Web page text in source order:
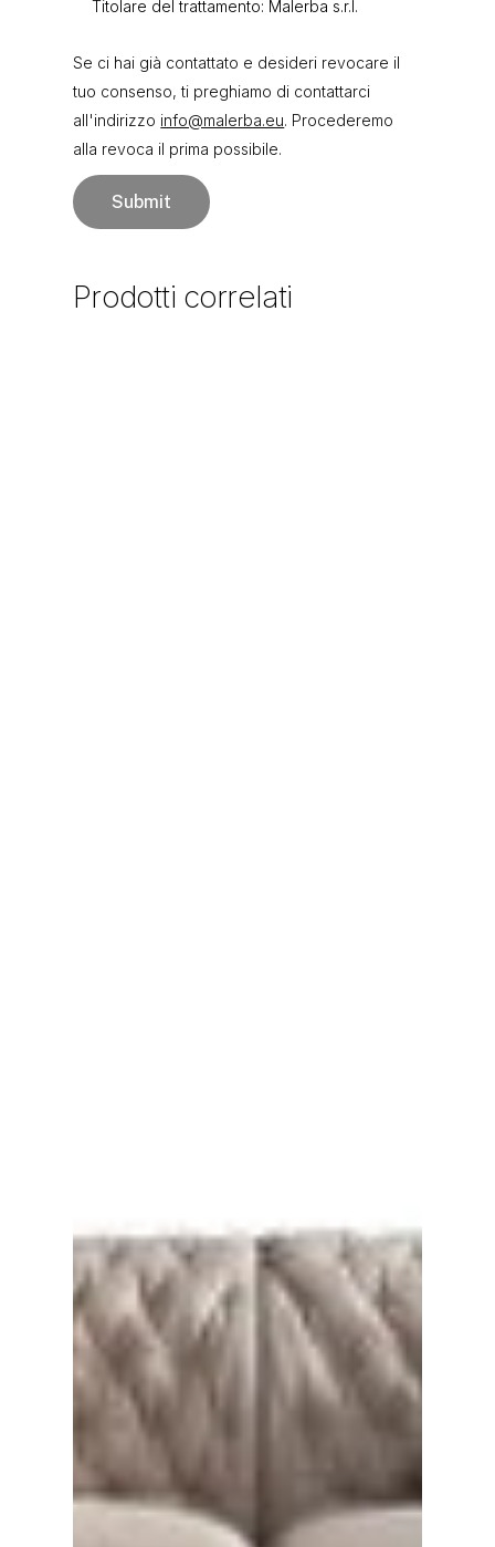
Titolare del trattamento: Malerba s.r.l.
Se ci hai già contattato e desideri revocare il
tuo consenso, ti preghiamo di contattarci
all'indirizzo info@malerba.eu. Procederemo
alla revoca il prima possibile.
Prodotti correlati